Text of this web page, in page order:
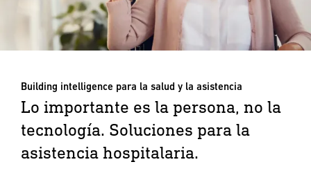
Building intelligence para la salud y la asistencia
Lo importante es la persona, no la
tecnología. Soluciones para la
asistencia hospitalaria.